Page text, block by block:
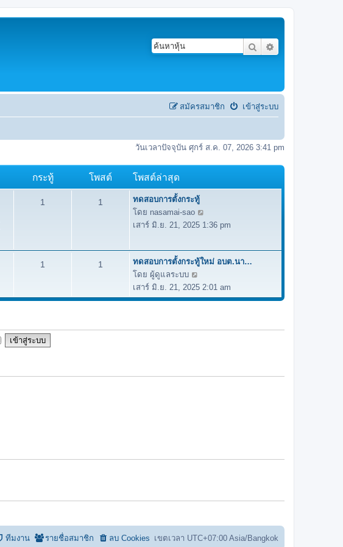
ค้นหา
เข้าสู่ระบบ
สมัครสมาชิก
วันเวลาปัจจุบัน ศุกร์ ส.ค. 07, 2026 3:41 pm
กระทู้ โพสต์ โพสต์ล่าสุด
1 1
ทดสอบการตั้งกระทู้
โดย nasamai-sao
ข้
ค
ว
ม
ล่
สุ
เสาร์ มิ.ย. 21, 2025 1:36 pm
1 1
ทดสอบการตั้งกระทู้ใหม่ อบต.นา…
โดย ผู้ดูแลระบบ
ข้
อ
า
เสาร์ มิ.ย. 21, 2025 2:01 am
เขตเวลา UTC+07:00 Asia/Bangkok
ลบ Cookies
รายชื่อสมาชิก
ทีมงาน